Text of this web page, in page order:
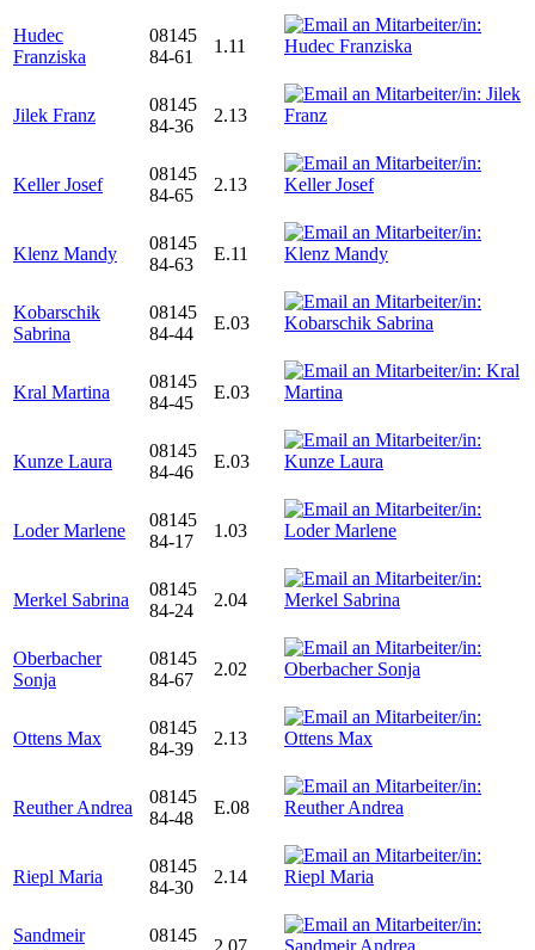
Hudec
Franziska
08145
84-61
1.11
Jilek Franz
08145
84-36
2.13
Keller Josef
08145
84-65
2.13
Klenz Mandy
08145
84-63
E.11
Kobarschik
Sabrina
08145
84-44
E.03
Kral Martina
08145
84-45
E.03
Kunze Laura
08145
84-46
E.03
Loder Marlene
08145
84-17
1.03
Merkel Sabrina
08145
84-24
2.04
Oberbacher
Sonja
08145
84-67
2.02
Ottens Max
08145
84-39
2.13
Reuther Andrea
08145
84-48
E.08
Riepl Maria
08145
84-30
2.14
Sandmeir
08145